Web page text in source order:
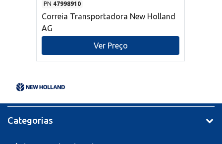
PN 47998910
Correia Transportadora New Holland
AG
Ver Preço
Categorias